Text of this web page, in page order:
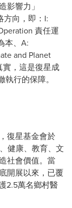
影響力」
方向，即：I:
責任運
本、A:
and Planet
實，這是復星成
行的保障。
復星基金會於
健康、教育、文
社會價值。當
開展以來，已覆
2.5萬名鄉村醫